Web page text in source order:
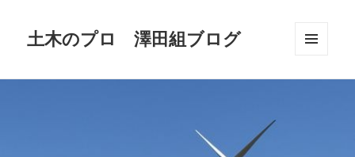
土木のプロ 澤田組ブログ
ーとウ